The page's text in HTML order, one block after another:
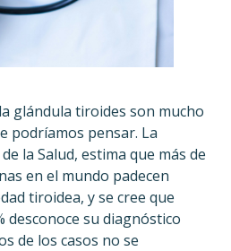
glándula tiroides son mucho
podríamos pensar. La
la Salud, estima que más de
en el mundo padecen
tiroidea, y se cree que
desconoce su diagnóstico
de los casos no se